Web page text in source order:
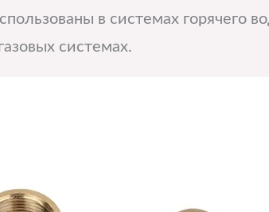
в системах горячего
системах.